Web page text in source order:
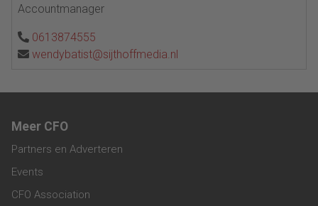
Accountmanager
0613874555
wendybatist@sijthoffmedia.nl
Meer CFO
Partners en Adverteren
Events
CFO Association